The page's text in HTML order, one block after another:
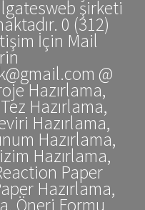
şirketi
0 (312)
İçin Mail
@
Hazırlama,
Hazırlama,
Hazırlama,
Hazırlama,
Hazırlama,
Paper
Hazırlama,
Öneri Formu